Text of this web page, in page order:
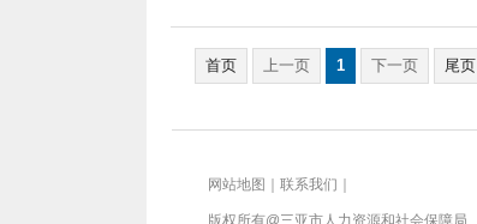
首页 上一页 1 下一页 尾页
网站地图 联系我们
版权所有@三亚市人力资源和社会保障局